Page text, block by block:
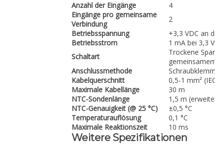
Anzahl der Eingänge
4
Eingänge pro gemeinsame
Verbindung
2
Betriebsspannung
+3,3 VDC an
Betriebsstrom
1 mA bei 3,3
Schaltart
Trockene
Anschlussmethode
Kabelquerschnitt
0,5-1 mm²
Maximale Kabellänge
30 m
NTC-Sondenlänge
1,5 m
NTC-Genauigkeit (@ 25 °C)
±0,5 °C
Temperaturauflösung
0,1 °C
Maximale Reaktionszeit
10 ms
Weitere Spezifikationen